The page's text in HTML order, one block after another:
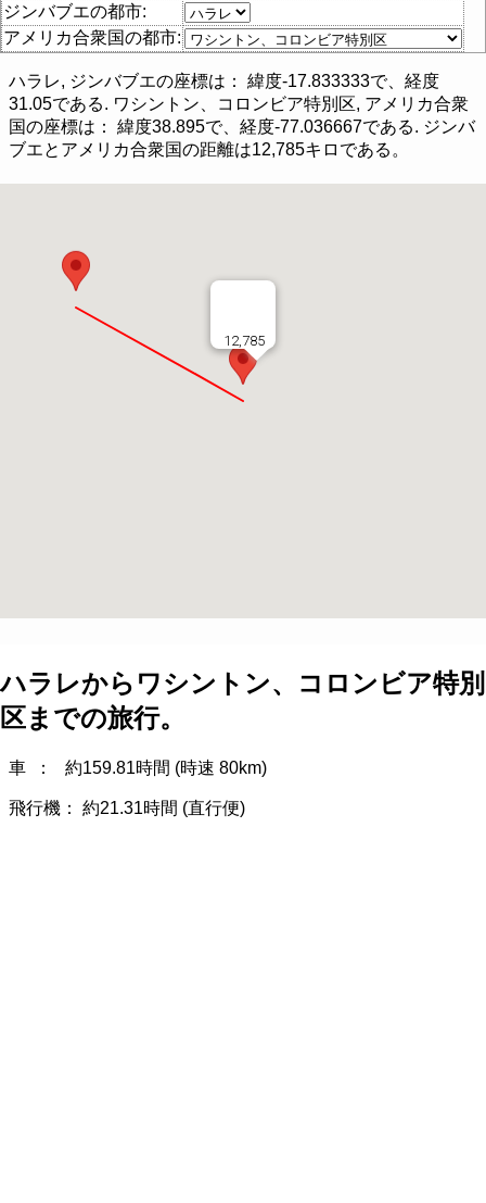
ジンバブエの都市:
アメリカ合衆国の都市:
ハラレ, ジンバブエの座標は： 緯度-17.833333で、経度
31.05である. ワシントン、コロンビア特別区, アメリカ合衆
国の座標は： 緯度38.895で、経度-77.036667である. ジンバ
ブエと アメリカ合衆国の距離は12,785キロである。
12,785
ハラレから ワシントン、コロンビア特別
区までの旅行。
車 ： 約159.81時間 (時速 80km)
飛行機： 約21.31時間 (直行便)